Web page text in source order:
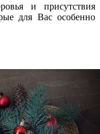
и присутствия
для Вас особенно